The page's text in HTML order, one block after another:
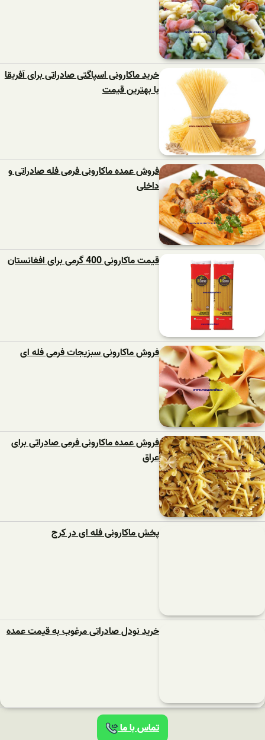
خرید ماکارونی اسپاگتی صادراتی برای آفریقا
با بهترین قیمت
فروش عمده ماکارونی فرمی فله صادراتی و
داخلی
قیمت ماکارونی 400 گرمی برای افغانستان
فروش ماکارونی سبزیجات فرمی فله ای
فروش عمده ماکارونی فرمی صادراتی برای
عراق
پخش ماکارونی فله ای در کرج
خرید نودل صادراتی مرغوب به قیمت عمده
تماس با ما